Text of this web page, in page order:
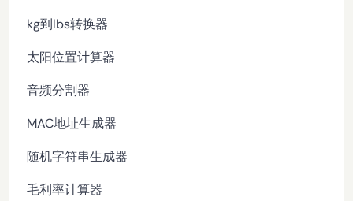
kg到lbs转换器
太阳位置计算器
音频分割器
MAC地址生成器
随机字符串生成器
毛利率计算器